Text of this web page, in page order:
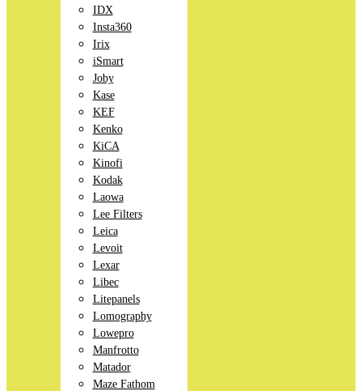
IDX
Insta360
Irix
iSmart
Joby
Kase
KEF
Kenko
KiCA
Kinofi
Kodak
Laowa
Lee Filters
Leica
Levoit
Lexar
Libec
Litepanels
Lomography
Lowepro
Manfrotto
Matador
Maze Fathom